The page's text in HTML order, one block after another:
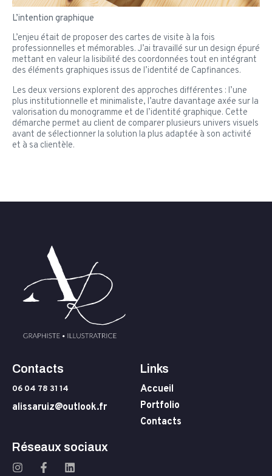
L’intention graphique
L’enjeu était de proposer des cartes de visite à la fois
professionnelles et mémorables. J’ai travaillé sur un design épuré
mettant en valeur la lisibilité des coordonnées tout en intégrant
des éléments graphiques issus de l’identité de Capfinances.
Les deux versions explorent des approches différentes : l’une
plus institutionnelle et minimaliste, l’autre davantage axée sur la
valorisation du monogramme et de l’identité graphique. Cette
démarche permet au client de comparer plusieurs univers visuels
avant de sélectionner la solution la plus adaptée à son activité
et à sa clientèle.
Contacts
06 04 78 31 14
alissaruiz@outlook.fr
Links
Accueil
Portfolio
Contacts
Réseaux sociaux